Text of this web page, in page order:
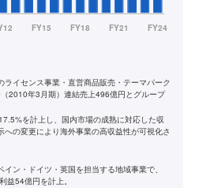
イセンス事業・直営商品販売・テーマパーク
2010年3月期）連結売上496億円とグループ
を計上し、国内市場の成熟に対応した収
の変更により海外事業の高収益性が可視化さ
ン・ドイツ・英国を担当する地域事業で、
益54億円を計上。